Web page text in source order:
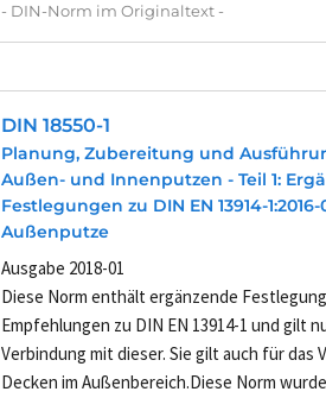
- DIN-Norm im Originaltext -
DIN 18550-1
Planung, Zubereitung und
Außen- und Innenputzen - Teil 1:
Festlegungen zu DIN EN 13914-
Außenputze
Ausgabe 2018-01
Diese Norm enthält ergänzende
Empfehlungen zu DIN EN 13914-1 und gilt
Verbindung mit dieser. Sie gilt auch für das
Decken im Außenbereich.Diese Norm